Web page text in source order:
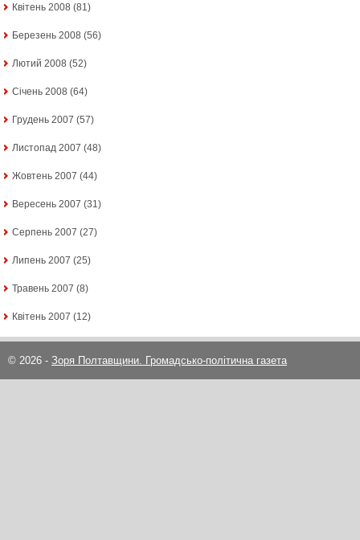
Квітень 2008 (81)
Березень 2008 (56)
Лютий 2008 (52)
Січень 2008 (64)
Грудень 2007 (57)
Листопад 2007 (48)
Жовтень 2007 (44)
Вересень 2007 (31)
Серпень 2007 (27)
Липень 2007 (25)
Травень 2007 (8)
Квітень 2007 (12)
© 2026 - Зоря Полтавщини. Громадсько-політична газета